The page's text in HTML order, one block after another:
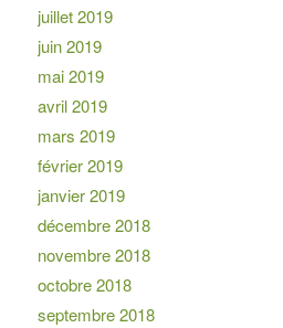
juillet 2019
juin 2019
mai 2019
avril 2019
mars 2019
février 2019
janvier 2019
décembre 2018
novembre 2018
octobre 2018
septembre 2018